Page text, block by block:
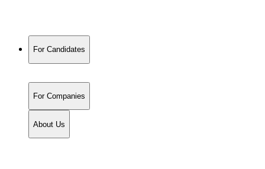
For Candidates
For Companies
About Us